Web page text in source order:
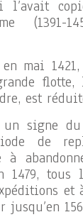
l’avait
(1391-
en mai
flotte,
est
un signe
de
à
1479, tous
et
jusqu’en